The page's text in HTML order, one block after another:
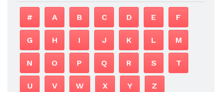
# A B C D E F
G H I J K L M
N O P Q R S T
U V W X Y Z